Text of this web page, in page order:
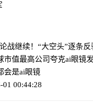
战继续！“大空头”逐条反
市值最高公司夸克ai眼镜
会是ai眼镜
01 00:44:28